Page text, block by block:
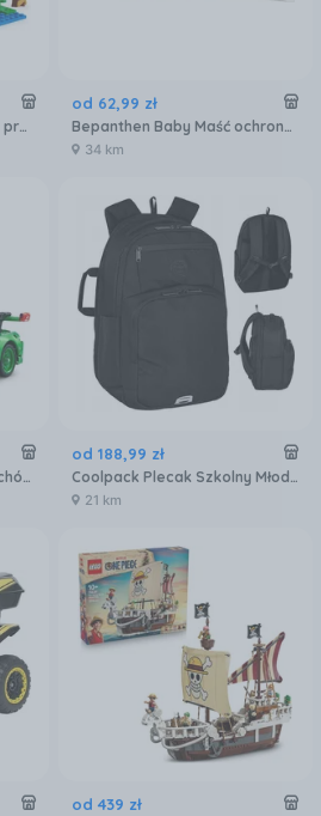
LEGO Minecraft 21268 Dom prosiaczka
od 62,99 zł
Bepanthen Baby Maść ochronna 100 g
34 km
LEGO Technic 42224 Samochód Porsche 911 GT3 R REXY AO Racing
od 188,99 zł
Coolpack Plecak Szkolny Młodzieżowy Grif Black Czarny F100877
21 km
od 439 zł